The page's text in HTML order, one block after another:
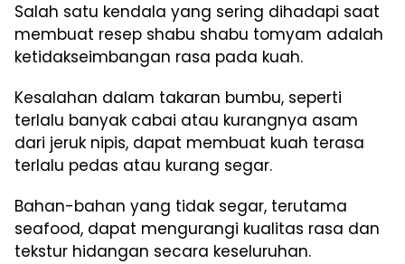
Salah satu kendala yang sering dihadapi saat
membuat resep shabu shabu tomyam adalah
ketidakseimbangan rasa pada kuah.
Kesalahan dalam takaran bumbu, seperti
terlalu banyak cabai atau kurangnya asam
dari jeruk nipis, dapat membuat kuah terasa
terlalu pedas atau kurang segar.
Bahan-bahan yang tidak segar, terutama
seafood, dapat mengurangi kualitas rasa dan
tekstur hidangan secara keseluruhan.